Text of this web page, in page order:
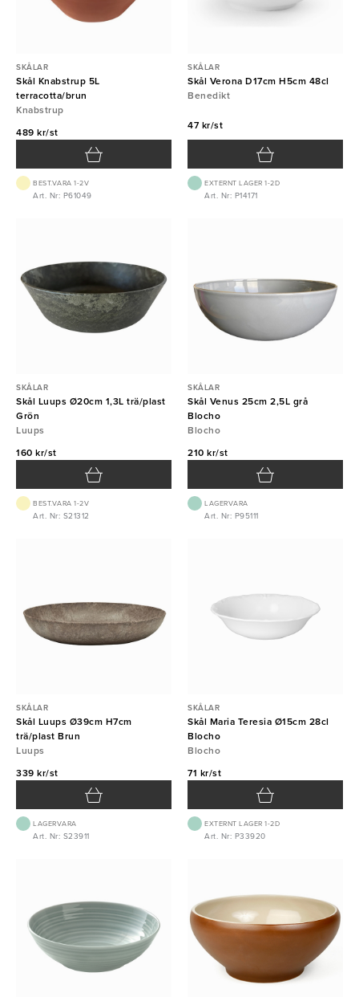
SKÅLAR
Skål Knabstrup 5L
terracotta/brun
Knabstrup
489 kr/st
BEST.VARA 1-2V
Art. Nr: P61049
SKÅLAR
Skål Verona D17cm H5cm 48cl
Benedikt
47 kr/st
EXTERNT LAGER 1-2D
Art. Nr: P14171
SKÅLAR
Skål Luups Ø20cm 1,3L trä/plast
Grön
Luups
160 kr/st
BEST.VARA 1-2V
Art. Nr: S21312
SKÅLAR
Skål Venus 25cm 2,5L grå
Blocho
Blocho
210 kr/st
LAGERVARA
Art. Nr: P95111
SKÅLAR
Skål Luups Ø39cm H7cm
trä/plast Brun
Luups
339 kr/st
LAGERVARA
Art. Nr: S23911
SKÅLAR
Skål Maria Teresia Ø15cm 28cl
Blocho
Blocho
71 kr/st
EXTERNT LAGER 1-2D
Art. Nr: P33920